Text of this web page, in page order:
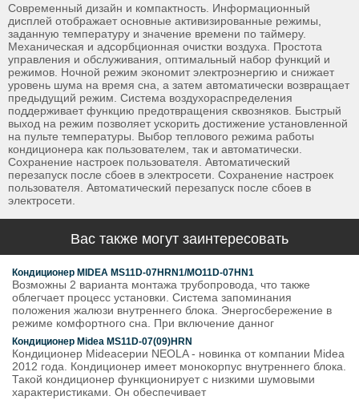
Современный дизайн и компактность. Информационный
дисплей отображает основные активизированные режимы,
заданную температуру и значение времени по таймеру.
Механическая и адсорбционная очистки воздуха. Простота
управления и обслуживания, оптимальный набор функций и
режимов. Ночной режим экономит электроэнергию и снижает
уровень шума на время сна, а затем автоматически возвращает
предыдущий режим. Система воздухораспределения
поддерживает функцию предотвращения сквозняков. Быстрый
выход на режим позволяет ускорить достижение установленной
на пульте температуры. Выбор теплового режима работы
кондиционера как пользователем, так и автоматически.
Сохранение настроек пользователя. Автоматический
перезапуск после сбоев в электросети. Сохранение настроек
пользователя. Автоматический перезапуск после сбоев в
электросети.
Вас также могут заинтересовать
Кондиционер MIDEA MS11D-07HRN1/MO11D-07HN1
Возможны 2 варианта монтажа трубопровода, что также
облегчает процесс установки. Система запоминания
положения жалюзи внутреннего блока. Энергосбережение в
режиме комфортного сна. При включение данног
Кондиционер Midea MS11D-07(09)HRN
Кондиционер Mideaсерии NEOLA - новинка от компании Midea
2012 года. Кондиционер имеет монокорпус внутреннего блока.
Такой кондиционер функционирует с низкими шумовыми
характеристиками. Он обеспечивает